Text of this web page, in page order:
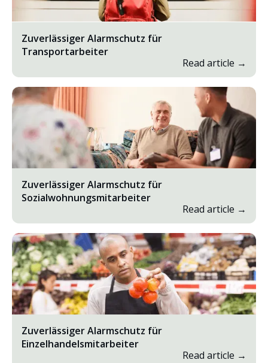
Zuverlässiger Alarmschutz für
Transportarbeiter
Read article →
Zuverlässiger Alarmschutz für
Sozialwohnungsmitarbeiter
Read article →
Zuverlässiger Alarmschutz für
Einzelhandelsmitarbeiter
Read article →